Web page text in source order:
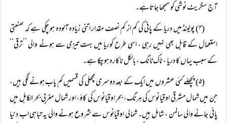
آج سگریٹ نوشی کو سمجھا جاتاہے۔
(۴) پولینڈ میں دریا کے پانی کی کم از کم نصف مقدار اتنی زیادہ آلودہ ہو چکی ہے کہ صنعتی
استعمال کے قابل بھی نہیں رہی ، اسی طرح کوریا میں بہت تیزی سے ہونے والی ’’ترقی‘‘
کے سبب یہاں کا دریا ، ناک ٹانگ ، بالکل ناکارہ ہو چکا ہے۔
(۵) پچھلے کئی عشروں میں ایک کے بعد دوسری مچھلی کی قسمیں کم یاب ہونے لگی ہیں،
جن میں شمال مشرقی اوقیانوس کی ہرنگ، بحرِ اوقیانوس کی کاؤ، اور شمال مغربی بحر الکاہل میں
پائی جانے والی سالمن ، شامل ہیں۔ شمالی اوقیانوس سے شروع ہونے والی یہ تباہی اب دنیا